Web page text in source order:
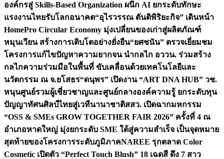
องค์กรสู่ Skills-Based Organization ผนึก AI ยกระดับทักษะ
แรงงานไทยรับโลกอนาคต“อุไรวรรณ ตันติพิริยะกิจ” เดินหน้า
HomePro Circular Economy มุ่งเปลี่ยนของเก่าสู่ผลิตภัณฑ์
หมุนเวียน สร้างการเติบโตอย่างยั่งยืน“ยศชนัน” ตรวจเยี่ยมชม
โครงการแก้ไขปัญหาความยากจน นำกลไก อววน. ร่วมสร้าง
กลไกความร่วมมือในพื้นที่ ขับเคลื่อนด้วยเทคโนโลยีและ
นวัตกรรม ณ จ.ยโสธร“ดนุพร” เปิดงาน “ART DNA HUB” วช.
หนุนศูนย์รวมผู้เชี่ยวชาญและศูนย์กลางองค์ความรู้ ยกระดับทุน
ปัญญาทัศนศิลป์ไทยสู่เวทีนานาชาติสสว. เปิดฉากมหกรรม
“OSS & SMEs GROW TOGETHER FAIR 2026” ครั้งที่ 4 ณ
อำเภอหาดใหญ่ มุ่งยกระดับ SME ใต้สู่ความสำเร็จ เป็นจุดหมาย
สุดท้ายของโครงการระดับภูมิภาคNAREE รุกตลาด Color
Cosmetic เปิดตัว “Perfect Touch Blush” 18 เฉดสี ดึง 7 สาว